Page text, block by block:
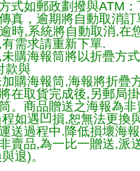
式如郵政劃撥與ATM
真，逾期將自動取消
時,系統將自動取消,在
需求請重新下單.
未購海報筒將以折疊方
款與
購海報筒,海報將折疊
在取貨完成後,另郵局掛
。商品贈送之海報為非
如遇凹損,恕無法更換
送過程中.降低損壞海
賣品,為一比一贈送,派
退)。